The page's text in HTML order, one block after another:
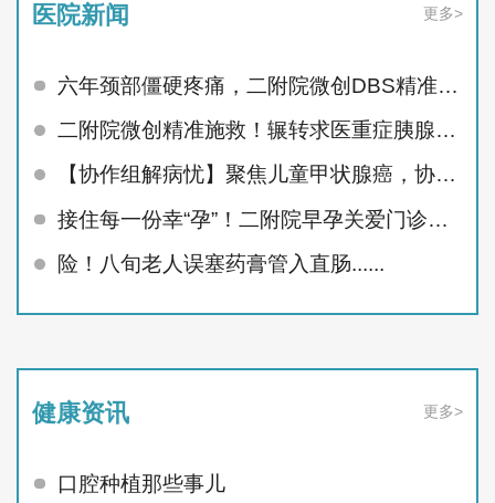
医院新闻 更多>
六年颈部僵硬疼痛，二附院微创DBS精准治顽疾
二附院微创精准施救！辗转求医重症胰腺炎患者顺利痊愈
【协作组解病忧】聚焦儿童甲状腺癌，协作组MDT护航未来
接住每一份幸“孕”！二附院早孕关爱门诊精准呵护孕早期
险！八旬老人误塞药膏管入直肠......
健康资讯 更多>
口腔种植那些事儿